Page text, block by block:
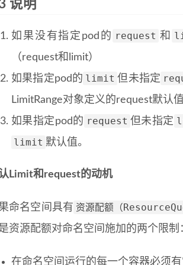
说明
如果没有指定pod的 request 和
（request和limit）
如果指定pod的 limit 但未指定
LimitRange对象定义的request默认值
如果指定pod的 request 但未指定
limit 默认值。
Limit和request的动机
命名空间具有 资源配额（
是资源配额对命名空间施加的两个限制
在命名空间运行的每一个容器必须